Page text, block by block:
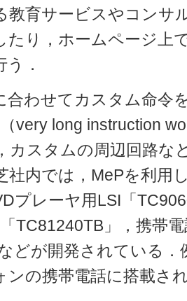
教育サービスやコンサ
たり，ホームページ上
．
わせてカスタム命令
very long instruction
カスタムの周辺回路な
社内では，MePを利用
プレーヤ用LSI「
TC81240TB」，携帯
どが開発されている．
ンの携帯電話に搭載さ